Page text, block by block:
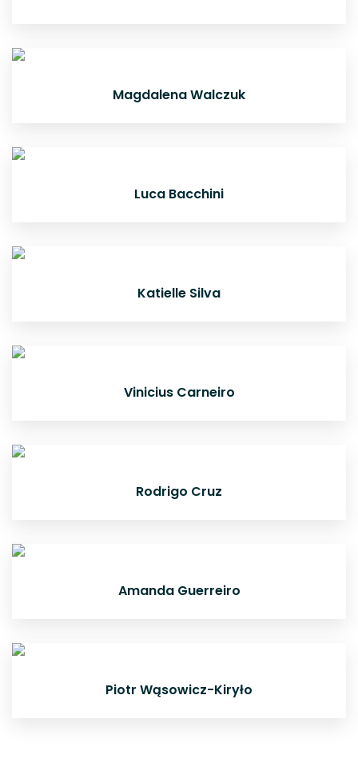
Magdalena Walczuk
Luca Bacchini
Katielle Silva
Vinicius Carneiro
Rodrigo Cruz
Amanda Guerreiro
Piotr Wąsowicz-Kiryło